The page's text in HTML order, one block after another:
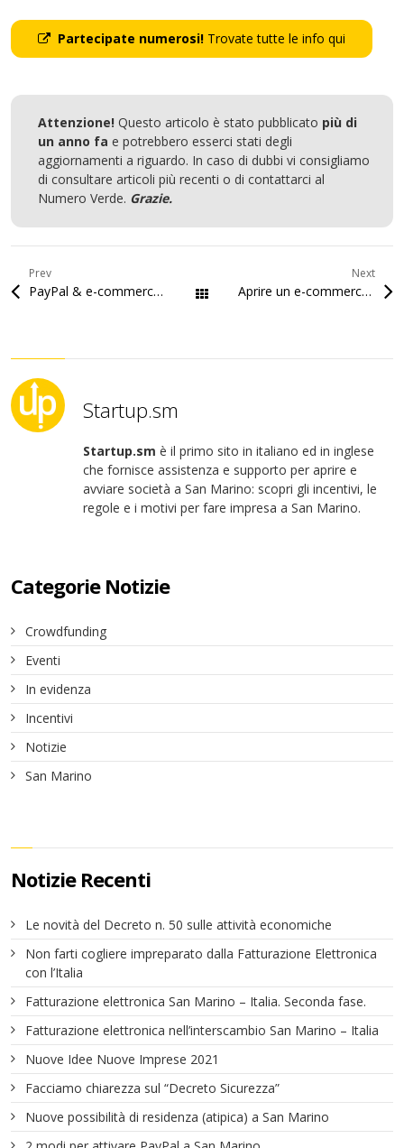
Partecipate numerosi! Trovate tutte le info qui
Attenzione! Questo articolo è stato pubblicato più di
un anno fa e potrebbero esserci stati degli
aggiornamenti a riguardo. In caso di dubbi vi consigliamo
di consultare articoli più recenti o di contattarci al
Numero Verde. Grazie.
Prev
PayPal & e-commerce a San Marino finalmente amici Tutti gli articoli
Next
Aprire un e-commerce a San Marino?
Startup.sm
Startup.sm è il primo sito in italiano ed in inglese
che fornisce assistenza e supporto per aprire e
avviare società a San Marino: scopri gli incentivi, le
regole e i motivi per fare impresa a San Marino.
Categorie Notizie
Crowdfunding
Eventi
In evidenza
Incentivi
Notizie
San Marino
Notizie Recenti
Le novità del Decreto n. 50 sulle attività economiche
Non farti cogliere impreparato dalla Fatturazione Elettronica
con l’Italia
Fatturazione elettronica San Marino – Italia. Seconda fase.
Fatturazione elettronica nell’interscambio San Marino – Italia
Nuove Idee Nuove Imprese 2021
Facciamo chiarezza sul “Decreto Sicurezza”
Nuove possibilità di residenza (atipica) a San Marino